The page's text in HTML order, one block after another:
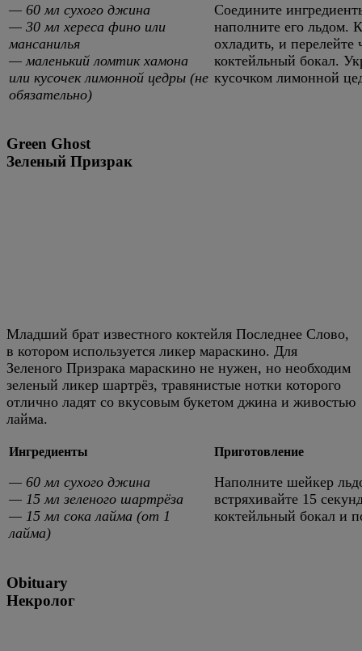
— 60 мл сухого джина
— 30 мл хереса фино или
мансанилья
— маленький ломтик хамона
или кусочек лимонной цедры (не
обязательно)
Соедините
наполните его льдом.
охладить, и
коктейльный бокал.
кусочком лимонной
Green Ghost
Зеленый Призрак
Младший брат известного коктейля Последнее Слово,
в котором используется ликер мараскино. Для
Зеленого Призрака мараскино не нужен, но необходим
зеленый ликер шартрёз, травянистые нотки которого
отлично ладят со вкусовым букетом джина и живостью
лайма.
Ингредиенты
— 60 мл сухого джина
— 15 мл зеленого шартрёза
— 15 мл сока лайма (от 1
лайма)
Приготовление
Наполните шейкер
встряхивайте 15
коктейльный бокал и
Obituary
Некролог